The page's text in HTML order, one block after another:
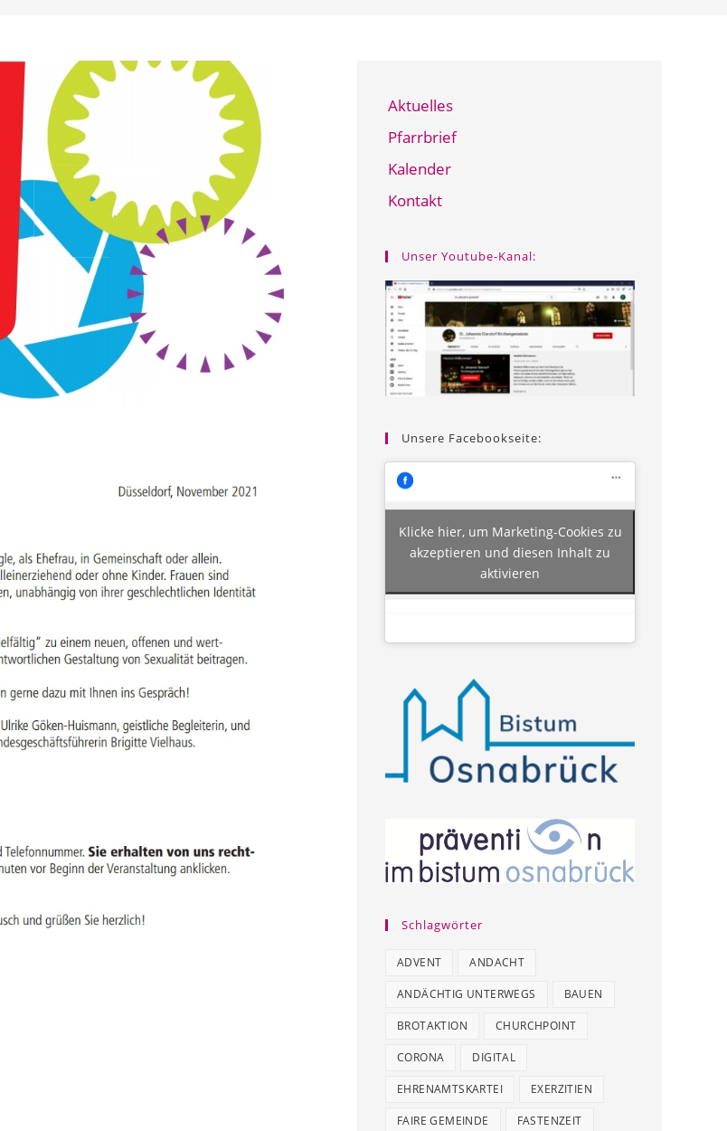
Aktuelles
Pfarrbrief
Kalender
Kontakt
Unser Youtube-Kanal:
Unsere Facebookseite:
Klicke hier, um Marketing-Cookies zu
akzeptieren und diesen Inhalt zu
aktivieren
Schlagwörter
ADVENT ANDACHT
ANDÄCHTIG UNTERWEGS BAUEN
BROTAKTION CHURCHPOINT
CORONA DIGITAL
EHRENAMTSKARTEI EXERZITIEN
FAIRE GEMEINDE FASTENZEIT